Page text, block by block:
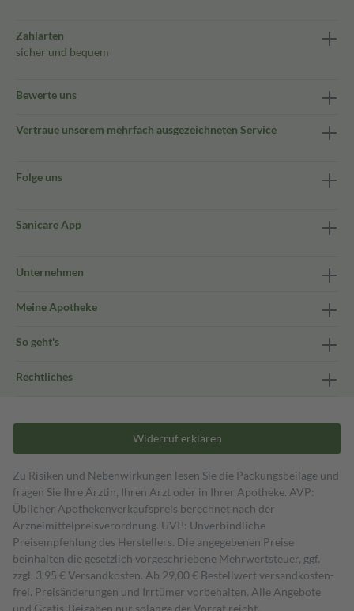
Zahlarten
sicher und bequem
Bewerte uns
Vertraue unserem mehrfach ausgezeichneten Service
Folge uns
Sanicare App
Unternehmen
Meine Apotheke
So geht's
Rechtliches
Widerruf erklären
Zu Risiken und Nebenwirkungen lesen Sie die Packungsbeilage und
fragen Sie Ihre Ärztin, Ihren Arzt oder in Ihrer Apotheke. AVP:
Üblicher Apothekenverkaufspreis berechnet nach der
Arzneimittelpreisverordnung. UVP: Unverbindliche
Preisempfehlung des Herstellers. Die angegebenen Preise
beinhalten die gesetzlich vorgeschriebene Mehrwertsteuer, ggf.
zzgl. 3,95 € Versandkosten. Ab 29,00 € Bestell­wert versand­kosten­
frei. Preisänderungen und Irrtümer vorbehalten. Alle Angebote
und Gratis-Beigaben nur solange der Vorrat reicht.